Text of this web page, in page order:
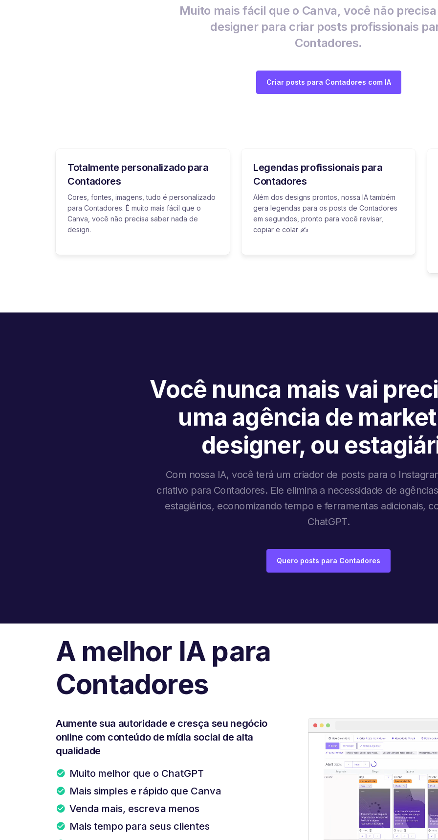
Muito mais fácil que o Canva, você não
designer para criar posts profissionais
Contadores.
Criar posts para Contadores com IA
Totalmente personalizado para
Contadores
Cores, fontes, imagens, tudo é personalizado
para Contadores. É muito mais fácil que o
Canva, você não precisa saber nada de
design.
Legendas profissionais para
Contadores
Além dos designs prontos, nossa IA também
gera legendas para os posts de Contadores
em segundos, pronto para você revisar,
copiar e colar ✍️
Você nunca mais vai
uma agência de
designer, ou
Com nossa IA, você terá um criador de posts para o
criativo para Contadores. Ele elimina a necessidade de
estagiários, economizando tempo e ferramentas adicionais,
ChatGPT.
Quero posts para Contadores
A melhor IA para
Contadores
Aumente sua autoridade e cresça seu negócio
online com conteúdo de mídia social de alta
qualidade
Muito melhor que o ChatGPT
Mais simples e rápido que Canva
Venda mais, escreva menos
Mais tempo para seus clientes